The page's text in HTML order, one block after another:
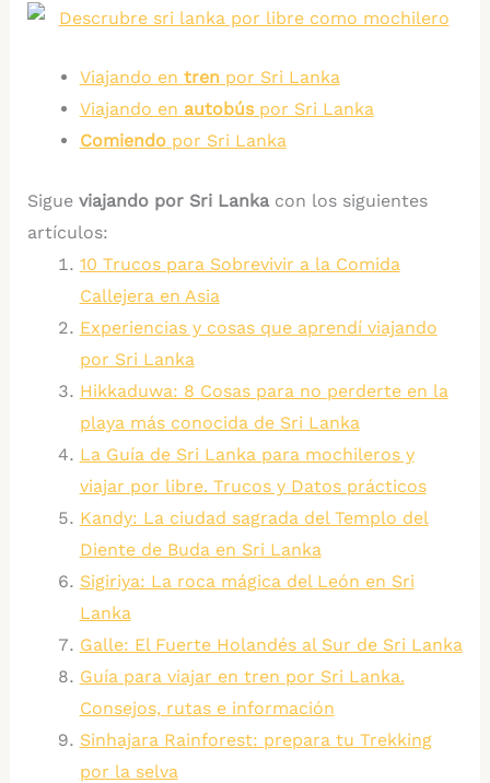
Viajando en trenpor Sri Lanka
Viajando en autobúspor Sri Lanka
Comiendopor Sri Lanka
Sigue viajando por Sri Lankacon los siguientes
artículos:
10 Trucos para Sobrevivir a la Comida
Callejera en Asia
Experiencias y cosas que aprendí viajando
por Sri Lanka
Hikkaduwa: 8 Cosas para no perderte en la
playa más conocida de Sri Lanka
La Guía de Sri Lanka para mochileros y
viajar por libre. Trucos y Datos prácticos
Kandy: La ciudad sagrada del Templo del
Diente de Buda en Sri Lanka
Sigiriya: La roca mágica del León en Sri
Lanka
Galle: El Fuerte Holandés al Sur de Sri Lanka
Guía para viajar en tren por Sri Lanka.
Consejos, rutas e información
Sinhajara Rainforest: prepara tu Trekking
por la selva